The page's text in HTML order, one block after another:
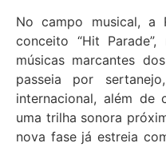
No campo musical, a
conceito “Hit
músicas marcantes
passeia por
internacional, além de
uma trilha sonora
nova fase já estreia